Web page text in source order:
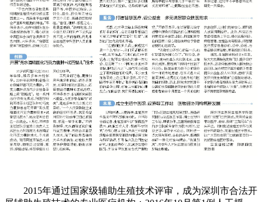
2015年通过国家级辅助生殖技术评审，成为深圳市合法开